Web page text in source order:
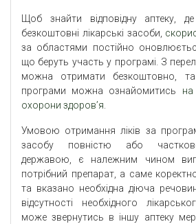
Щоб знайти відповідну аптеку,
безкоштовні лікарські засоби,
за областями постійно
що беруть участь у програмі. З
можна отримати безкоштовно,
програми можна ознайомитись на
охорони здоров’я
Умовою отримання ліків за
засобу повністю або
державою, є належним чином
потрібний препарат, а саме
та вказано необхідна діюча
відсутності необхідного
може звернутись в іншу аптеку